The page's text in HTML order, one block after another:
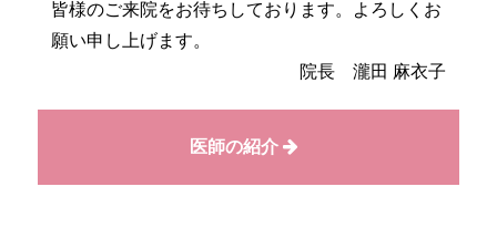
皆様のご来院をお待ちしております。よろしくお
願い申し上げます。
院長 瀧田 麻衣子
医師の紹介